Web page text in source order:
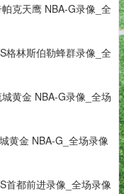
克天鹰 NBA-G录像_全
格林斯伯勒蜂群录像_全
黄金 NBA-G录像_全场
黄金 NBA-G_全场录像
首都前进录像_全场录像